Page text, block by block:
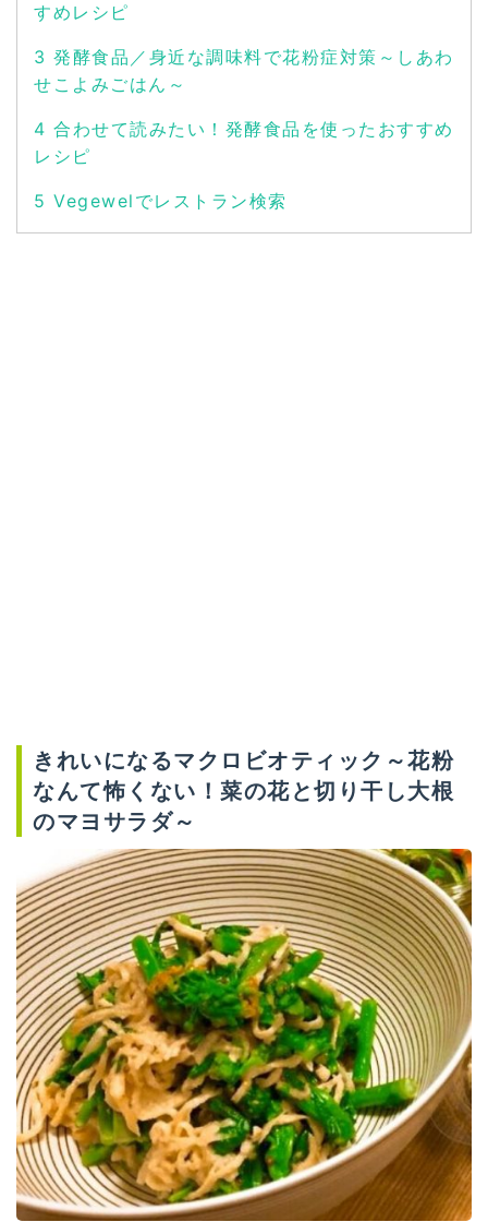
すめレシピ
3 発酵食品／身近な調味料で花粉症対策～しあわ
せこよみごはん～
4 合わせて読みたい！発酵食品を使ったおすすめ
レシピ
5 Vegewelでレストラン検索
きれいになるマクロビオティック～花粉
なんて怖くない！菜の花と切り干し大根
のマヨサラダ～